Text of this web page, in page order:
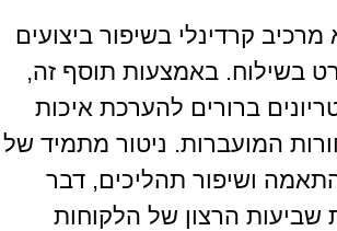
מרכיב קרדינלי בשיפור ביצועים
בשילוח. באמצעות תוסף זה,
ברורים להערכת איכות
המועברות. ניטור מתמיד של
ושיפור תהליכים, דבר
שביעות הרצון של הלקוחות